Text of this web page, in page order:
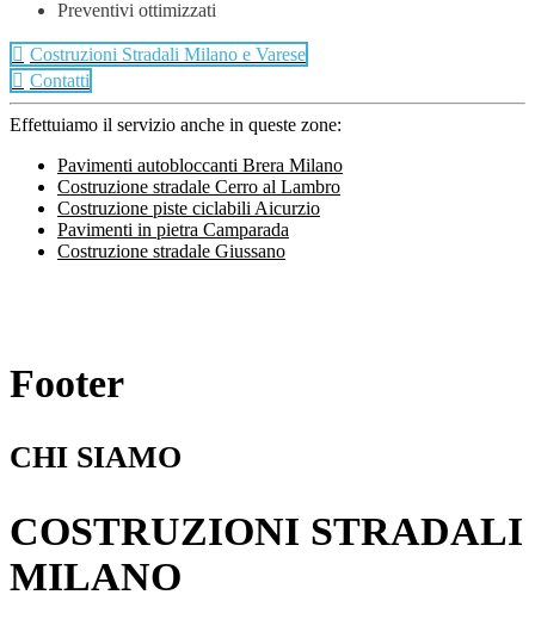
Preventivi ottimizzati
Costruzioni Stradali Milano e Varese
Contatti
Effettuiamo il servizio anche in queste zone:
Pavimenti autobloccanti Brera Milano
Costruzione stradale Cerro al Lambro
Costruzione piste ciclabili Aicurzio
Pavimenti in pietra Camparada
Costruzione stradale Giussano
Footer
CHI SIAMO
COSTRUZIONI STRADALI
MILANO